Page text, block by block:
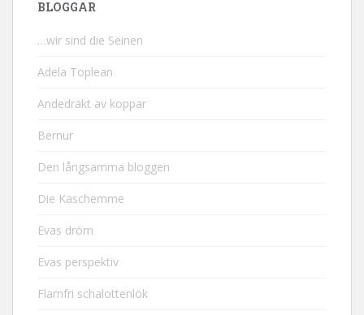
BLOGGAR
…wir sind die Seinen
Adela Toplean
Andedräkt av koppar
Bernur
Den långsamma bloggen
Die Kaschemme
Evas dröm
Evas perspektiv
Flarnfri schalottenlök